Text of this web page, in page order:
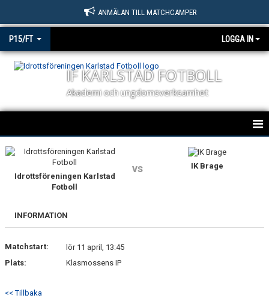
ANMÄLAN TILL MATCHCAMPER
P15/FT LOGGA IN
IF KARLSTAD FOTBOLL
Akademi och ungdomsverksamhet
KARLSTAD FOTBOLL P15/FT
NYHETER
MATCHER
TRUPPEN
Idrottsföreningen Karlstad
Fotboll
vs IK Brage
INFORMATION
Matchstart:
lör 11 april, 13:45
Plats:
Klasmossens IP
<< Tillbaka